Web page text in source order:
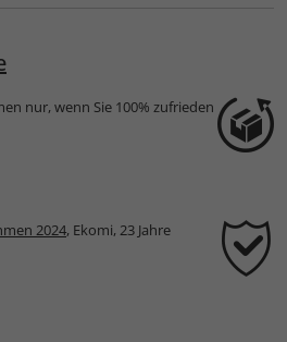
nur, wenn Sie 100% zufrieden
2024, Ekomi, 23 Jahre